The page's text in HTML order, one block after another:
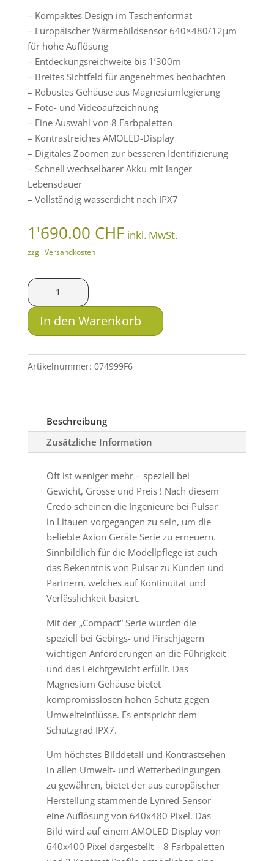
– Kompaktes Design im Taschenformat
– Europäischer Wärmebildsensor 640×480/12µm
für hohe Auflösung
– Entdeckungsreichweite bis 1’300m
– Breites Sichtfeld für angenehmes beobachten
– Robustes Gehäuse aus Magnesiumlegierung
– Foto- und Videoaufzeichnung
– Eine Auswahl von 8 Farbpaletten
– Kontrastreiches AMOLED-Display
– Digitales Zoomen zur besseren Identifizierung
– Schnell wechselbarer Akku mit langer
Lebensdauer
– Vollständig wasserdicht nach IPX7
1'690.00 CHF inkl. MwSt.
zzgl. Versandkosten
Pulsar
Wärmebildkamera
Axion
XG30
Menge
In den Warenkorb
Artikelnummer: 074999F6
Beschreibung
Zusätzliche Information
Oft ist weniger mehr – speziell bei
Gewicht, Grösse und Preis ! Nach diesem
Credo scheinen die Ingenieure bei Pulsar
in Litauen vorgegangen zu sein, um die
beliebte Axion Geräte Serie zu erneuern.
Sinnbildlich für die Modellpflege ist auch
das Bekenntnis von Pulsar zu Kunden und
Partnern, welches auf Kontinuität und
Verlässlichkeit basiert.
Mit der „Compact“ Serie wurden die
speziell bei Gebirgs- und Pirschjägern
wichtigen Anforderungen an die Führigkeit
und das Leichtgewicht erfüllt. Das
Magnesium Gehäuse bietet
kompromisslosen hohen Schutz gegen
Umwelteinflüsse. Es entspricht dem
Schutzgrad IPX7.
Um höchstes Bilddetail und Kontrastsehen
in allen Umwelt- und Wetterbedingungen
zu gewähren, bietet der aus europäischer
Herstellung stammende Lynred-Sensor
eine Auflösung von 640x480 Pixel. Das
Bild wird auf einem AMOLED Display von
640x400 Pixel dargestellt – 8 Farbpaletten